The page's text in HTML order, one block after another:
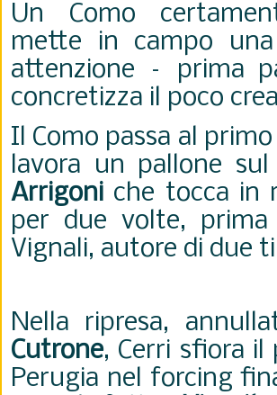
Un Como
mette in campo
attenzione – prima
concretizza il poco
Il Como passa al
lavora un pallone
Arrigoni che tocca in
per due volte, prima
Vignali, autore di due
Nella ripresa,
Cutrone, Cerri sfiora
Perugia nel forcing